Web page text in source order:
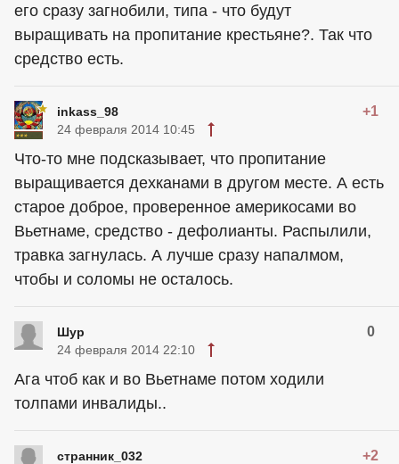
его сразу загнобили, типа - что будут
выращивать на пропитание крестьяне?. Так что
средство есть.
inkass_98 +1
24 февраля 2014 10:45
Что-то мне подсказывает, что пропитание
выращивается дехканами в другом месте. А есть
старое доброе, проверенное америкосами во
Вьетнаме, средство - дефолианты. Распылили,
травка загнулась. А лучше сразу напалмом,
чтобы и соломы не осталось.
Шур 0
24 февраля 2014 22:10
Ага чтоб как и во Вьетнаме потом ходили
толпами инвалиды..
странник_032 +2